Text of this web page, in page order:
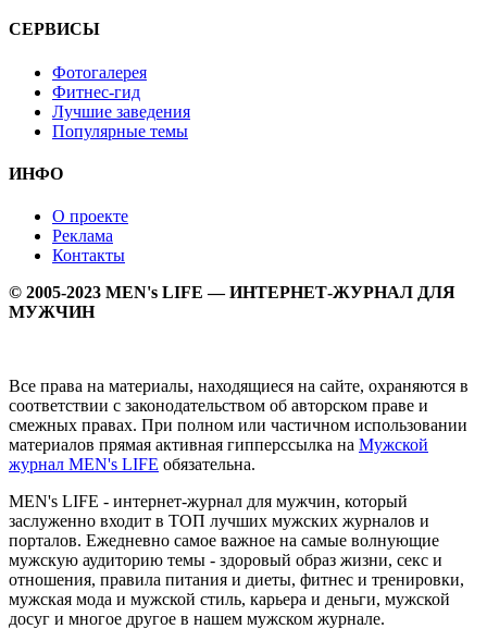
СЕРВИСЫ
Фотогалерея
Фитнес-гид
Лучшие заведения
Популярные темы
ИНФО
О проекте
Реклама
Контакты
© 2005-2023 MEN's LIFE — ИНТЕРНЕТ-ЖУРНАЛ ДЛЯ
МУЖЧИН
Все права на материалы, находящиеся на сайте, охраняются в
соответствии с законодательством об авторском праве и
смежных правах. При полном или частичном использовании
материалов прямая активная гипперссылка на Мужской
журнал MEN's LIFE обязательна.
MEN's LIFE - интернет-журнал для мужчин, который
заслуженно входит в ТОП лучших мужских журналов и
порталов. Ежедневно самое важное на самые волнующие
мужскую аудиторию темы - здоровый образ жизни, секс и
отношения, правила питания и диеты, фитнес и тренировки,
мужская мода и мужской стиль, карьера и деньги, мужской
досуг и многое другое в нашем мужском журнале.